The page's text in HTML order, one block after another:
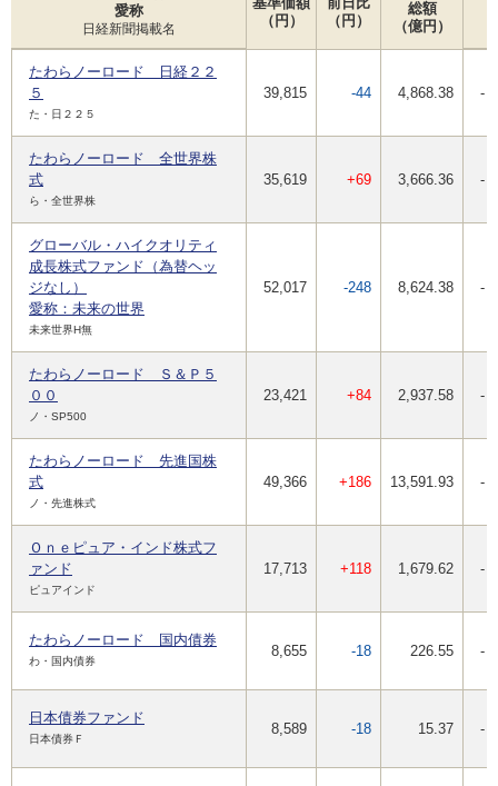
愛称
日経新聞掲載名
（円）
（円）
総額
（億円）
たわらノーロード 日経２２
５
た・日２２５
39,815 -44 4,868.38 -
たわらノーロード 全世界株
式
ら・全世界株
35,619 +69 3,666.36 -
グローバル・ハイクオリティ
成長株式ファンド（為替ヘッ
ジなし）
愛称：未来の世界
未来世界H無
52,017 -248 8,624.38 -
たわらノーロード Ｓ＆Ｐ５
００
ノ・SP500
23,421 +84 2,937.58 -
たわらノーロード 先進国株
式
ノ・先進株式
49,366 +186 13,591.93 -
Ｏｎｅピュア・インド株式フ
ァンド
ピュアインド
17,713 +118 1,679.62 -
たわらノーロード 国内債券
わ・国内債券
8,655 -18 226.55 -
日本債券ファンド
日本債券Ｆ
8,589 -18 15.37 -